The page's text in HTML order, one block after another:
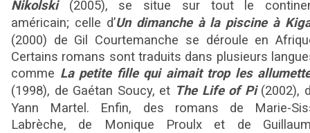
Nikolski(2005), se situe sur tout le
américain; celle d’Un dimanche à la piscine à
(2000) de Gil Courtemanche se déroule en
Certains romans sont traduits dans plusieurs
comme La petite fille qui aimait trop les
(1998), de Gaétan Soucy, et The Life of Pi(2002),
Yann Martel. Enfin, des romans de Marie-
Labrèche, de Monique Proulx et de